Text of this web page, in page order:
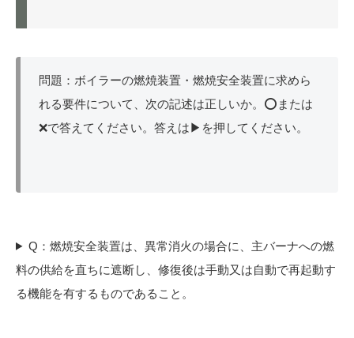
問題：ボイラーの燃焼装置・燃焼安全装置に求めら
れる要件について、次の記述は正しいか。⭕または
❌で答えてください。答えは▶を押してください。
Q：燃焼安全装置は、異常消火の場合に、主バーナへの燃
料の供給を直ちに遮断し、修復後は手動又は自動で再起動す
る機能を有するものであること。